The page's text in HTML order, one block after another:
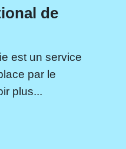
de
est un service
par le
plus...